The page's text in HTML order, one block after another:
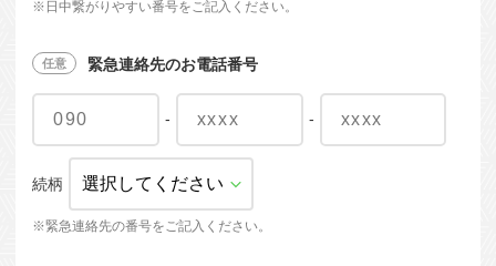
※日中繋がりやすい番号をご記入ください。
緊急連絡先のお電話番号
- -
続柄
※緊急連絡先の番号をご記入ください。